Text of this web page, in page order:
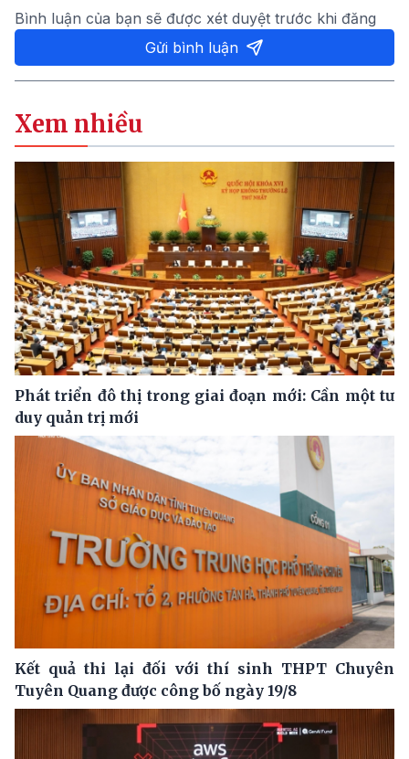
Bình luận của bạn sẽ được xét duyệt trước khi đăng
Gửi bình luận
Xem nhiều
Phát triển đô thị trong giai đoạn mới: Cần một tư
duy quản trị mới
Kết quả thi lại đối với thí sinh THPT Chuyên
Tuyên Quang được công bố ngày 19/8